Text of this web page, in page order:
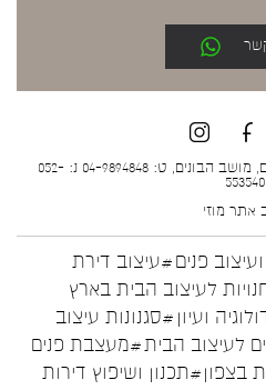
הילית קרש עיצוב ואדריכלות פנים, מושב הבונים, ט: 04-9894848 נ: 052-
אתר מוזי
פנים#עיצוב דירת
לעיצוב הבית בארץ
ועיון #סגנונות עיצוב
לעיצוב הבית#מעצבת פנים
בצפון#תכנון ושיפוץ דירות